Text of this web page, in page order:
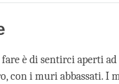
è di sentirci aperti ad
con i muri abbassati. I